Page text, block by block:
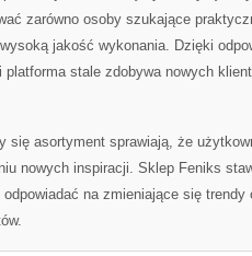
zarówno osoby szukające
jakość wykonania. Dzięki
platforma stale zdobywa nowych
się asortyment sprawiają, że
nowych inspiracji. Sklep Feniks
na zmieniające się trendy